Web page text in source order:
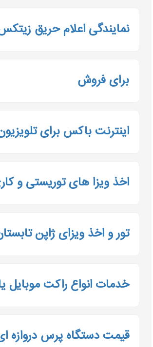
نمایندگی اعلام حریق
برای فروش
اینترنت باکس برای
اخذ ویزا های توریستی و
تور و اخذ ویزای ژاپن
خدمات انواع راکت موبایل
قیمت دستگاه پرس دروازه